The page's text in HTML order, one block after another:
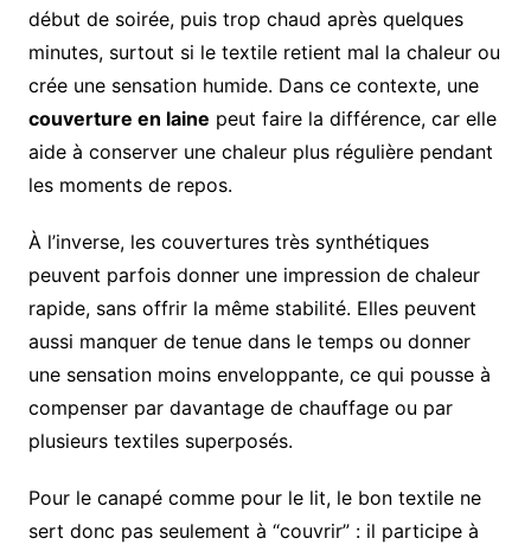
début de soirée, puis trop chaud après quelques
minutes, surtout si le textile retient mal la chaleur ou
crée une sensation humide. Dans ce contexte, une
couverture en laine peut faire la différence, car elle
aide à conserver une chaleur plus régulière pendant
les moments de repos.
À l’inverse, les couvertures très synthétiques
peuvent parfois donner une impression de chaleur
rapide, sans offrir la même stabilité. Elles peuvent
aussi manquer de tenue dans le temps ou donner
une sensation moins enveloppante, ce qui pousse à
compenser par davantage de chauffage ou par
plusieurs textiles superposés.
Pour le canapé comme pour le lit, le bon textile ne
sert donc pas seulement à “couvrir” : il participe à